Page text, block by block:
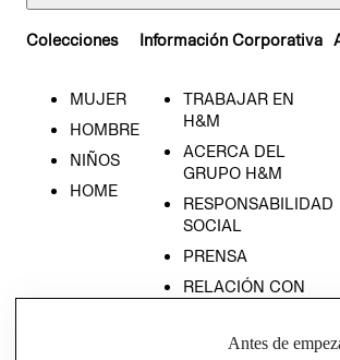
Colecciones
MUJER
HOMBRE
NIÑOS
HOME
Información Corporativa
TRABAJAR EN
H&M
ACERCA DEL
GRUPO H&M
RESPONSABILIDAD
SOCIAL
PRENSA
RELACIÓN CON
POLÍTICAAntes de